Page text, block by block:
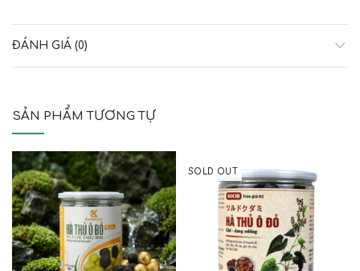
ĐÁNH GIÁ (0)
SẢN PHẨM TƯƠNG TỰ
SOLD OUT